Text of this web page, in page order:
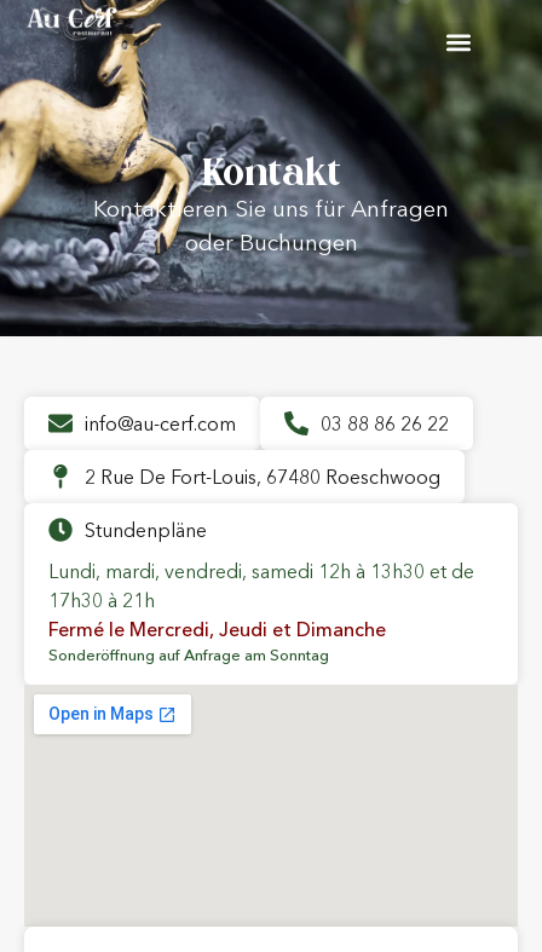
Kontakt
Kontaktieren Sie uns für Anfragen
oder Buchungen
info@au-cerf.com 03 88 86 26 22
2 Rue De Fort-Louis, 67480 Roeschwoog
Stundenpläne
Lundi, mardi, vendredi, samedi 12h à 13h30 et de
17h30 à 21h
Fermé le Mercredi, Jeudi et Dimanche
Sonderöffnung auf Anfrage am Sonntag